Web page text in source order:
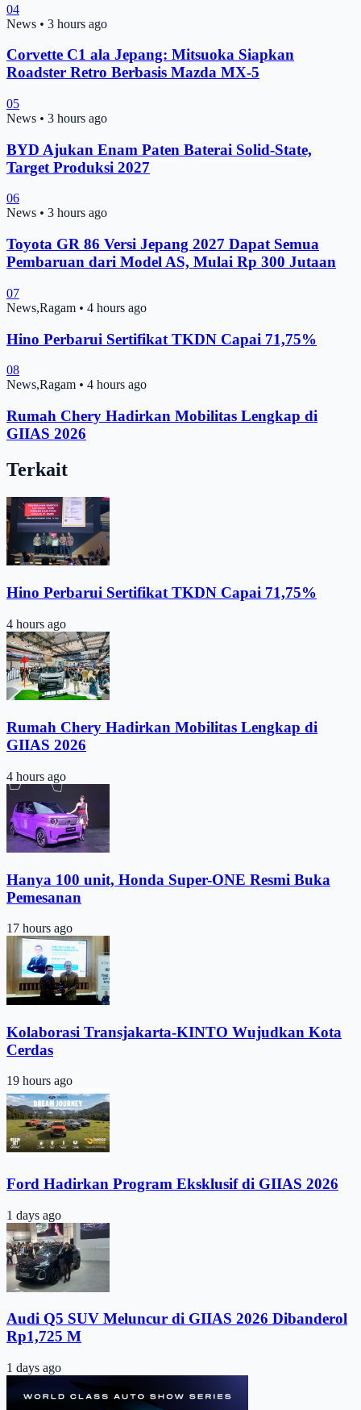
04
News • 3 hours ago
Corvette C1 ala Jepang: Mitsuoka Siapkan
Roadster Retro Berbasis Mazda MX-5
05
News • 3 hours ago
BYD Ajukan Enam Paten Baterai Solid-State,
Target Produksi 2027
06
News • 3 hours ago
Toyota GR 86 Versi Jepang 2027 Dapat Semua
Pembaruan dari Model AS, Mulai Rp 300 Jutaan
07
News,Ragam • 4 hours ago
Hino Perbarui Sertifikat TKDN Capai 71,75%
08
News,Ragam • 4 hours ago
Rumah Chery Hadirkan Mobilitas Lengkap di
GIIAS 2026
Terkait
Hino Perbarui Sertifikat TKDN Capai 71,75%
4 hours ago
Rumah Chery Hadirkan Mobilitas Lengkap di
GIIAS 2026
4 hours ago
Hanya 100 unit, Honda Super-ONE Resmi Buka
Pemesanan
17 hours ago
Kolaborasi Transjakarta-KINTO Wujudkan Kota
Cerdas
19 hours ago
Ford Hadirkan Program Eksklusif di GIIAS 2026
1 days ago
Audi Q5 SUV Meluncur di GIIAS 2026 Dibanderol
Rp1,725 M
1 days ago